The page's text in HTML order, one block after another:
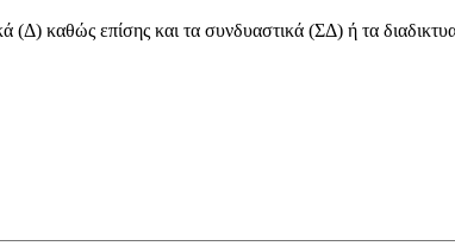
καθώς επίσης και τα συνδυαστικά (ΣΔ) ή τα